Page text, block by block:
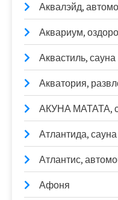
Аквалэйд,
Аквариум,
Аквастиль, сауна
Акватория,
АКУНА МАТАТА,
Атлантида, сауна
Атлантис,
Афоня